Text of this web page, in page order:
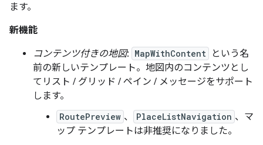
ます。
新機能
コンテンツ付きの地図: MapWithContent
という名
前の新しいテンプレート。地図内のコンテンツとし
てリスト / グリッド / ペイン / メッセージをサポート
します。
RoutePreview 、 PlaceListNavigation 、マ
ップ テンプレートは非推奨になりました。